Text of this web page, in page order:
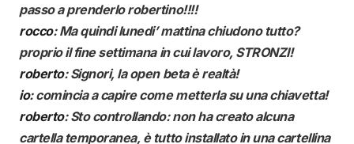
passo a prenderlo robertino!!!!
rocco: Ma quindi lunedi’ mattina chiudono tutto?
proprio il fine settimana in cui lavoro, STRONZI!
roberto: Signori, la open beta è realtà!
io: comincia a capire come metterla su una chiavetta!
roberto: Sto controllando: non ha creato alcuna
cartella temporanea, è tutto installato in una cartellina